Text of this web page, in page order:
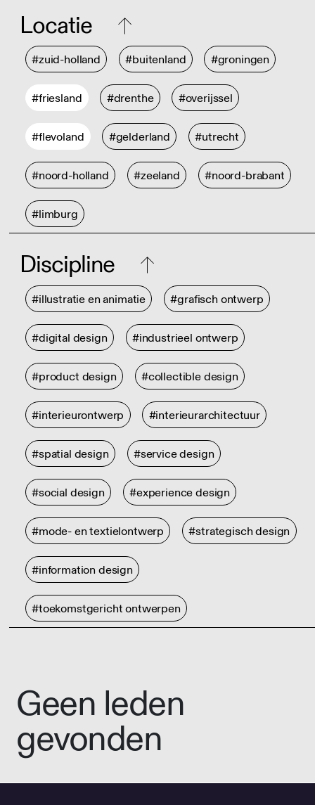
Locatie
#zuid-holland #buitenland #groningen
#friesland #drenthe #overijssel
#flevoland #gelderland #utrecht
#noord-holland #zeeland #noord-brabant
#limburg
Discipline
#illustratie en animatie #grafisch ontwerp
#digital design #industrieel ontwerp
#product design #collectible design
#interieurontwerp #interieurarchitectuur
#spatial design #service design
#social design #experience design
#mode- en textielontwerp #strategisch design
#information design
#toekomstgericht ontwerpen
Geen leden
gevonden